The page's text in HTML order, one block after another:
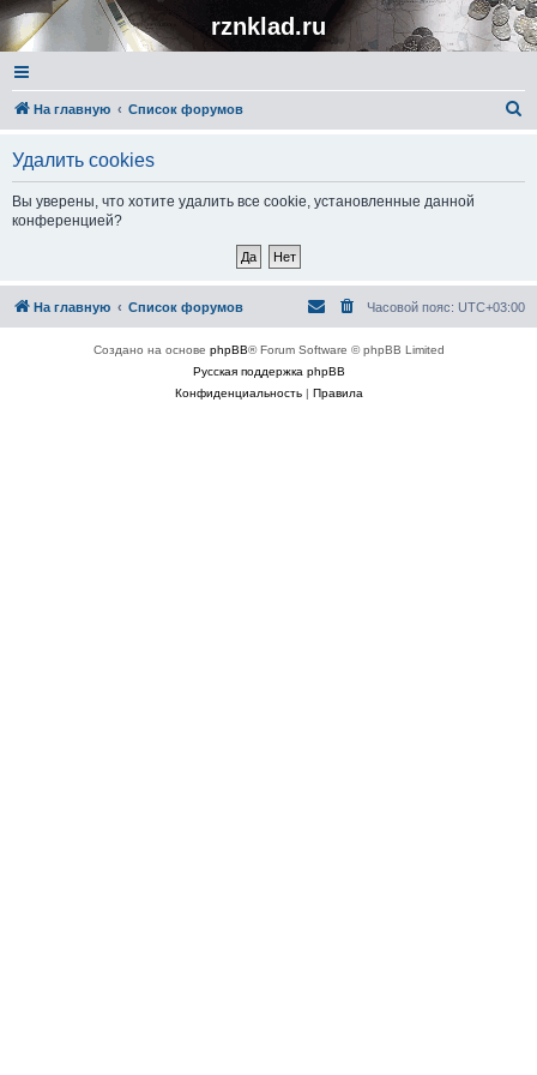
rznklad.ru
На главную Список форумов
Удалить cookies
Вы уверены, что хотите удалить все cookie, установленные данной
конференцией?
На главную Список форумов Часовой пояс: UTC+03:00
Создано на основе phpBB® Forum Software © phpBB Limited
Русская поддержка phpBB
Конфиденциальность| Правила